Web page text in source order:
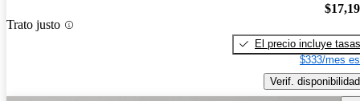
Trato justo
El precio incluye tasas
$333/mes
Verif. disponibilidad